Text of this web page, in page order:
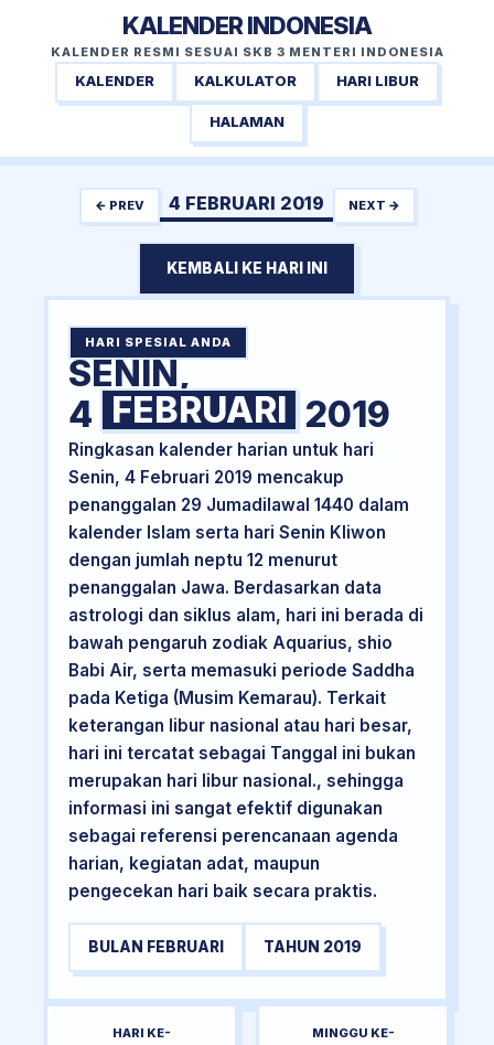
KALENDER INDONESIA
KALENDER RESMI SESUAI SKB 3 MENTERI INDONESIA
KALENDER KALKULATOR HARI LIBUR
HALAMAN
← PREV 4 FEBRUARI 2019 NEXT →
KEMBALI KE HARI INI
HARI SPESIAL ANDA
SENIN,
4 FEBRUARI 2019
Ringkasan kalender harian untuk hari
Senin, 4 Februari 2019 mencakup
penanggalan 29 Jumadilawal 1440 dalam
kalender Islam serta hari Senin Kliwon
dengan jumlah neptu 12 menurut
penanggalan Jawa. Berdasarkan data
astrologi dan siklus alam, hari ini berada di
bawah pengaruh zodiak Aquarius, shio
Babi Air, serta memasuki periode Saddha
pada Ketiga (Musim Kemarau). Terkait
keterangan libur nasional atau hari besar,
hari ini tercatat sebagai Tanggal ini bukan
merupakan hari libur nasional., sehingga
informasi ini sangat efektif digunakan
sebagai referensi perencanaan agenda
harian, kegiatan adat, maupun
pengecekan hari baik secara praktis.
BULAN FEBRUARI TAHUN 2019
HARI KE- MINGGU KE-